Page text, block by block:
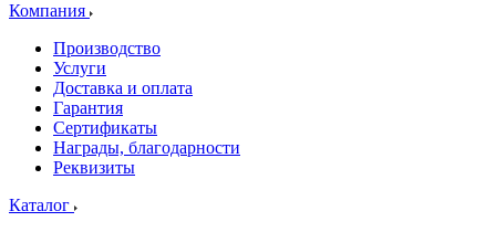
Компания
Производство
Услуги
Доставка и оплата
Гарантия
Сертификаты
Награды, благодарности
Реквизиты
Каталог